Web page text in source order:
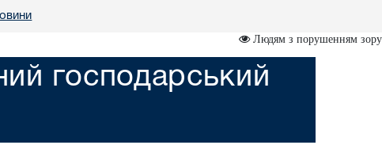
Людям з порушенням зору
господарський